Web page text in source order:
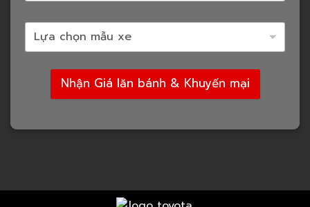
Nhận Giá lăn bánh & Khuyến mại